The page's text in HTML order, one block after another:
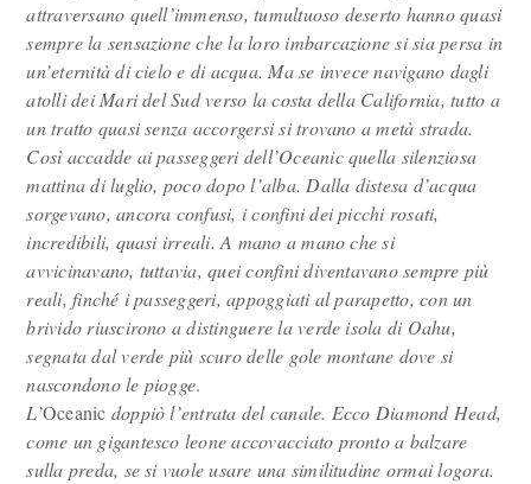
attraversano quell’immenso, tumultuoso deserto hanno quasi
sempre la sensazione che la loro imbarcazione si sia persa in
un’eternità di cielo e di acqua. Ma se invece navigano dagli
atolli dei Mari del Sud verso la costa della California, tutto a
un tratto quasi senza accorgersi si trovano a metà strada.
Così accadde ai passeggeri dell’Oceanic quella silenziosa
mattina di luglio, poco dopo l’alba. Dalla distesa d’acqua
sorgevano, ancora confusi, i confini dei picchi rosati,
incredibili, quasi irreali. A mano a mano che si
avvicinavano, tuttavia, quei confini diventavano sempre più
reali, finché i passeggeri, appoggiati al parapetto, con un
brivido riuscirono a distinguere la verde isola di Oahu,
segnata dal verde più scuro delle gole montane dove si
nascondono le piogge.
L’Oceanic doppiò l’entrata del canale. Ecco Diamond Head,
come un gigantesco leone accovacciato pronto a balzare
sulla preda, se si vuole usare una similitudine ormai logora.